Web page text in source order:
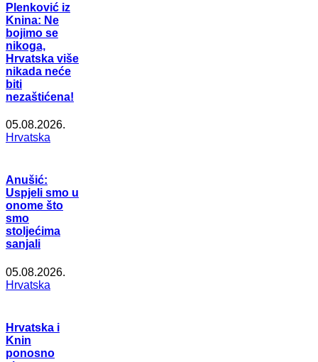
Plenković iz
Knina: Ne
bojimo se
nikoga,
Hrvatska više
nikada neće
biti
nezaštićena!
05.08.2026.
Hrvatska
Anušić:
Uspjeli smo u
onome što
smo
stoljećima
sanjali
05.08.2026.
Hrvatska
Hrvatska i
Knin
ponosno